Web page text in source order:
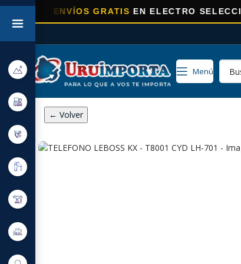
ENVÍOS GRATISEN ELECTRO SELECCIONADOS!
Menú
← Volver